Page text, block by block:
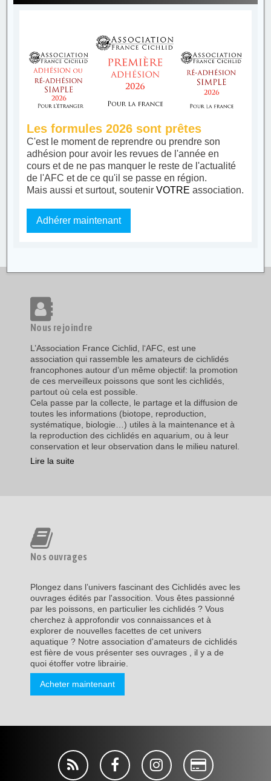
Les formules 2026 sont prêtes
C'est le moment de reprendre ou prendre son
adhésion pour avoir les revues de l'année en
cours et de ne pas manquer le reste de l'actualité
de l'AFC et de ce qu'il se passe en région.
Mais aussi et surtout, soutenirVOTRE association.
Adhérer maintenant
Nous rejoindre
L’Association France Cichlid, l‘AFC, est une
association qui rassemble les amateurs de cichlidés
francophones autour d’un même objectif: la promotion
de ces merveilleux poissons que sont les cichlidés,
partout où cela est possible.
Cela passe par la collecte, le partage et la diffusion de
toutes les informations (biotope, reproduction,
systématique, biologie…) utiles à la maintenance et à
la reproduction des cichlidés en aquarium, ou à leur
conservation et leur observation dans le milieu naturel.
Lire la suite
Nos ouvrages
Plongez dans l’univers fascinant des Cichlidés avec les
ouvrages édités par l'assocition. Vous êtes passionné
par les poissons, en particulier les cichlidés ? Vous
cherchez à approfondir vos connaissances et à
explorer de nouvelles facettes de cet univers
aquatique ? Notre association d'amateurs de cichlidés
est fière de vous présenter ses ouvrages , il y a de
quoi étoffer votre librairie.
Acheter maintenant